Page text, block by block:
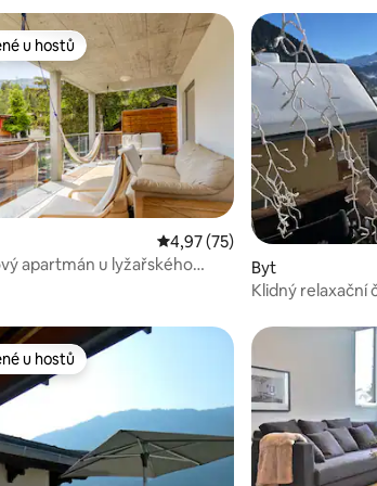
5 z 5, 3 hodnocení
kategorii Oblíbené u hostů
u hostů
Průměrné hodnocení 4,97 z
4,97 (75)
apartmán u lyžařského
Byt
Klidný relaxační
kategorii Oblíbené u hostů
u hostů